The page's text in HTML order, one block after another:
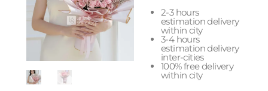
2-3 hours
estimation delivery
within city
3-4 hours
estimation delivery
inter-cities
100% free delivery
within city